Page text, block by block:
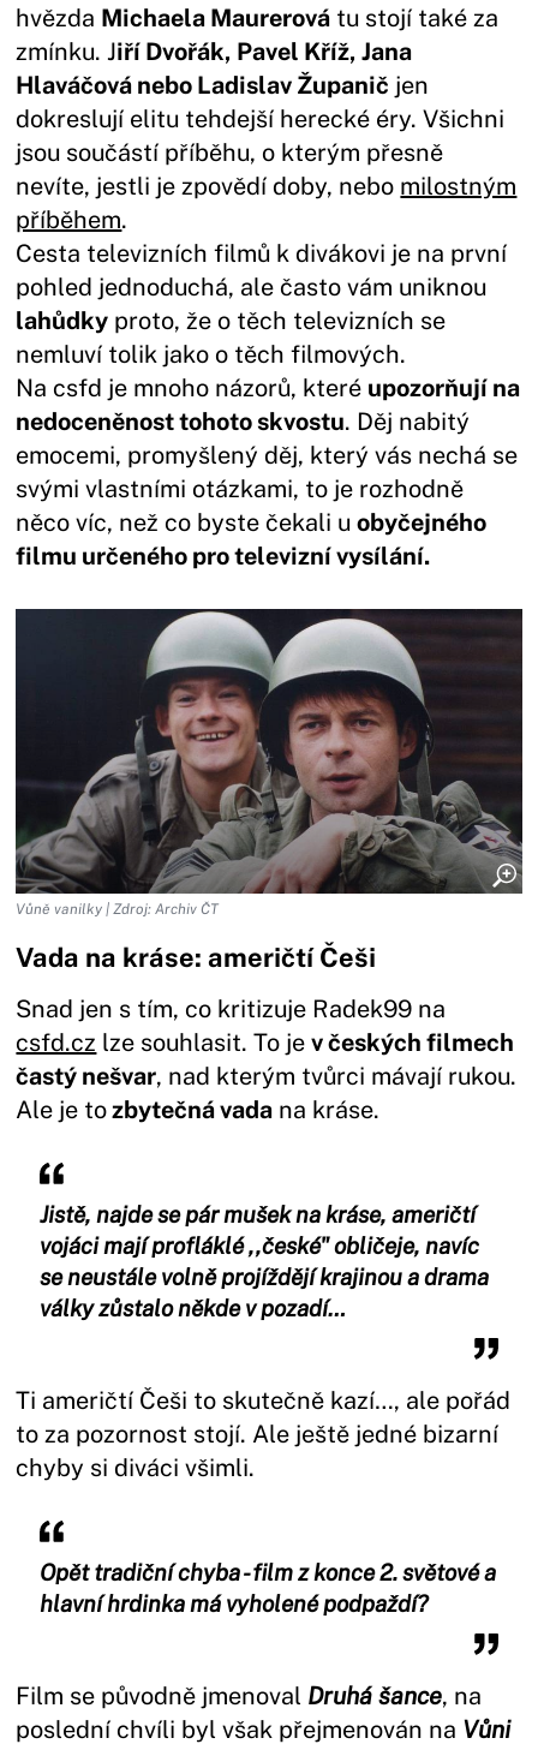
hvězda Michaela Maurerová tu stojí také za
zmínku. Jiří Dvořák, Pavel Kříž, Jana
Hlaváčová nebo Ladislav Županič jen
dokreslují elitu tehdejší herecké éry. Všichni
jsou součástí příběhu, o kterým přesně
nevíte, jestli je zpovědí doby, nebo milostným
příběhem.
Cesta televizních filmů k divákovi je na první
pohled jednoduchá, ale často vám uniknou
lahůdky proto, že o těch televizních se
nemluví tolik jako o těch filmových.
Na csfd je mnoho názorů, které upozorňují na
nedoceněnost tohoto skvostu. Děj nabitý
emocemi, promyšlený děj, který vás nechá se
svými vlastními otázkami, to je rozhodně
něco víc, než co byste čekali uobyčejného
filmu určeného pro televizní vysílání.
Vůně vanilky | Zdroj: Archiv ČT
Vada na kráse: američtí Češi
Snad jen s tím, co kritizuje Radek99 na
csfd.cz lze souhlasit. To jev českých filmech
častý nešvar, nad kterým tvůrci mávají rukou.
Ale je tozbytečná vada na kráse.
Jistě, najde se pár mušek na kráse, američtí
vojáci mají profláklé ,,české" obličeje, navíc
se neustále volně projíždějí krajinou a drama
války zůstalo někde v pozadí…
Ti američtí Češi to skutečně kazí…, ale pořád
to za pozornost stojí. Ale ještě jedné bizarní
chyby si diváci všimli.
Opět tradiční chyba - film z konce 2. světové a
hlavní hrdinka má vyholené podpaždí?
Film se původně jmenoval Druhá šance, na
poslední chvíli byl však přejmenován na Vůni